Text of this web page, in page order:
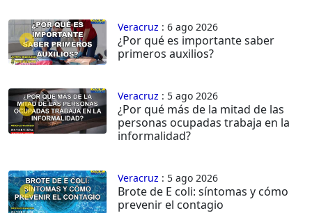
Veracruz : 6 ago 2026
¿Por qué es importante saber
primeros auxilios?
Veracruz : 5 ago 2026
¿Por qué más de la mitad de las
personas ocupadas trabaja en la
informalidad?
Veracruz : 5 ago 2026
Brote de E coli: síntomas y cómo
prevenir el contagio